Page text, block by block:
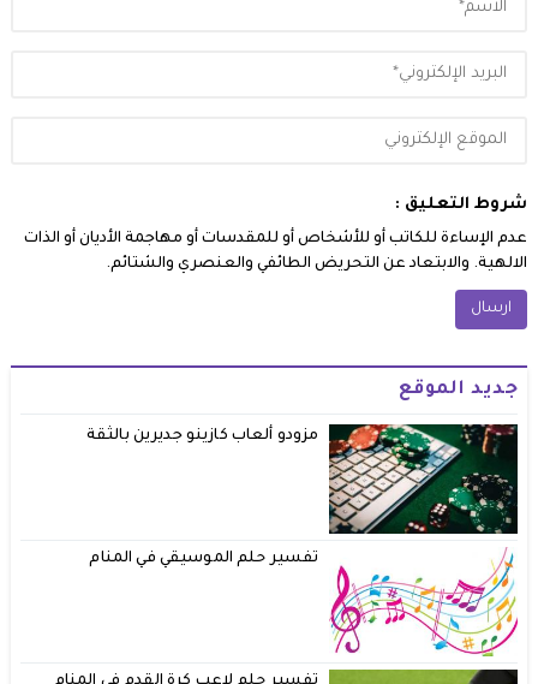
شروط التعليق :
عدم الإساءة للكاتب أو للأشخاص أو للمقدسات أو مهاجمة الأديان أو الذات
الالهية. والابتعاد عن التحريض الطائفي والعنصري والشتائم.
جديد الموقع
مزودو ألعاب كازينو جديرين بالثقة
تفسير حلم الموسيقي في المنام